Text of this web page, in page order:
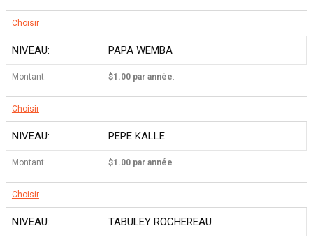
Choisir
PAPA WEMBA
$1.00 par année.
Choisir
PEPE KALLE
$1.00 par année.
Choisir
TABULEY ROCHEREAU